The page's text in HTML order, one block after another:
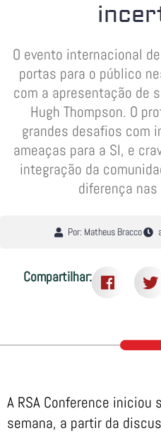
O evento internacional
portas para o público
com a apresentação de
Hugh Thompson. O
grandes desafios com
ameaças para a SI, e
integração da
diferença
Por: Matheus Bracco
Compartilhar:
A RSA Conference
semana, a partir da